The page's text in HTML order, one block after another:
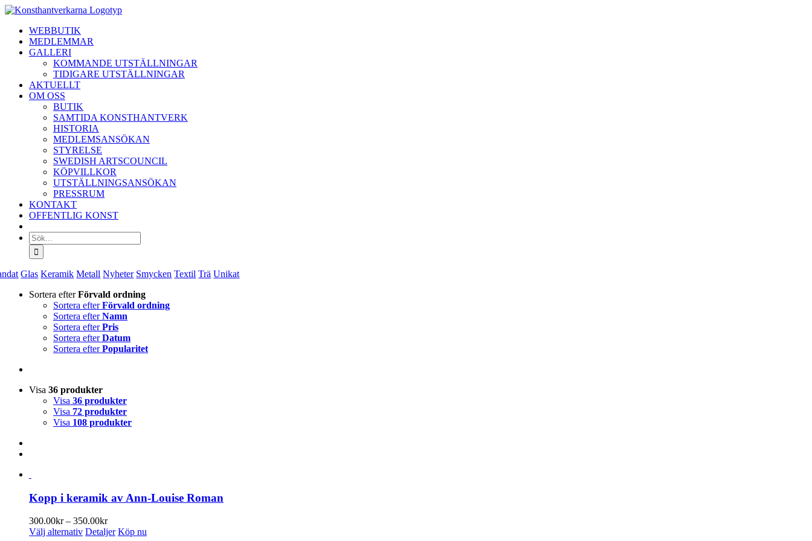
Fortsätt
innehålletWEBBUTIK
MEDLEMMAR
GALLERI
KOMMANDE UTSTÄLLNINGAR
TIDIGARE UTSTÄLLNINGAR
AKTUELLT
OM OSS
BUTIK
SAMTIDA KONSTHANTVERK
HISTORIA
MEDLEMSANSÖKAN
STYRELSE
SWEDISH ARTSCOUNCIL
KÖPVILLKOR
UTSTÄLLNINGSANSÖKAN
PRESSRUM
KONTAKT
OFFENTLIG KONST
Sök
efter:
Glas Keramik Metall Nyheter Smycken Textil Trä Unikat
Sortera efterFörvald ordning
Sortera efterFörvald ordning
Sortera efterNamn
Sortera efterPris
Sortera efterDatum
Sortera efterPopularitet
Visa 36 produkter
Visa 36 produkter
Visa 72 produkter
Visa 108 produkter
Kopp i keramik av Ann-Louise Roman
300.00kr – 350.00krPrisintervall:
300.00kr
Välj alternativ Den
Detaljer Köp nu